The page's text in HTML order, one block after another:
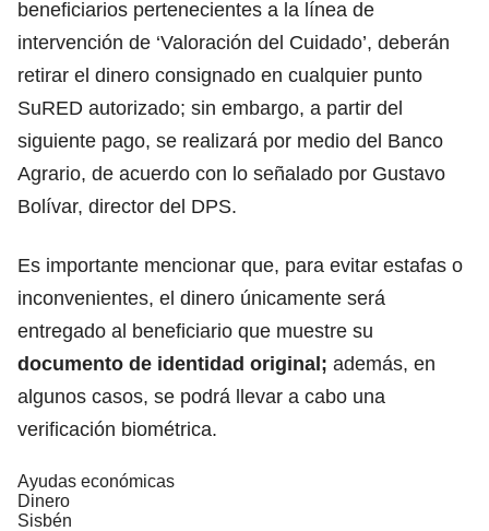
beneficiarios pertenecientes a la línea de
intervención de ‘Valoración del Cuidado’, deberán
retirar el dinero consignado en cualquier punto
SuRED autorizado; sin embargo, a partir del
siguiente pago, se realizará por medio del Banco
Agrario, de acuerdo con lo señalado por Gustavo
Bolívar, director del DPS.
Es importante mencionar que, para evitar estafas o
inconvenientes, el dinero únicamente será
entregado al beneficiario que muestre su
documento de identidad original; además, en
algunos casos, se podrá llevar a cabo una
verificación biométrica.
Ayudas económicas
Dinero
Sisbén